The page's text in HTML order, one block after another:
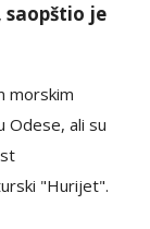
saopštio je
morskim
Odese, ali su
"Hurijet".